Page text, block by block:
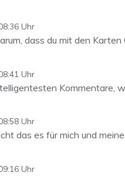
Uhr
dass du mit den Karten
Uhr
Kommentare,
Uhr
das es für mich und
Uhr